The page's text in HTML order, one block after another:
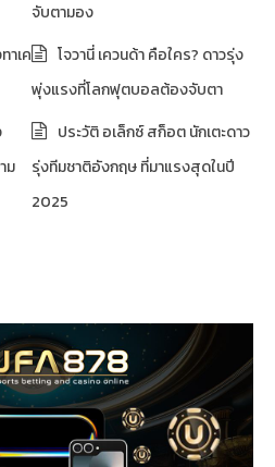
จับตามอง
าเค
โจวานี่ เควนด้า คือใคร? ดาวรุ่ง
พุ่งแรงที่โลกฟุตบอลต้องจับตา
ม
ประวัติ อเล็กซ์ สก็อต นักเตะดาว
รุ่งทีมชาติอังกฤษ ที่มาแรงสุดในปี
2025